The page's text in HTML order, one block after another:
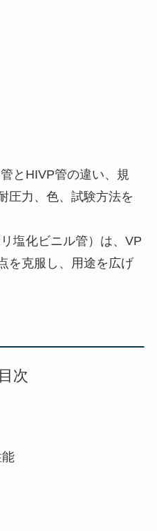
とHIVP管の違い、規
圧力、色、試験方法を
塩化ビニル管）は、VP
を克服し、用途を広げ
目次